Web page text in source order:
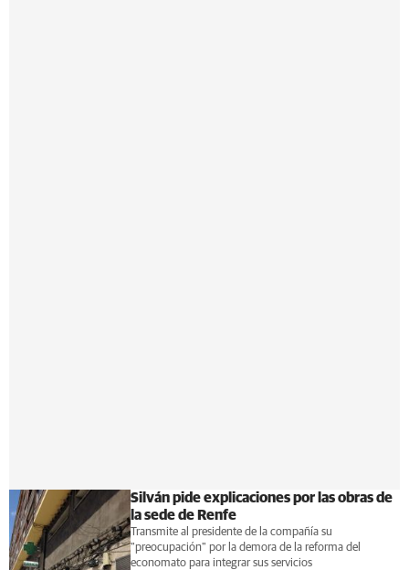
Silván pide explicaciones por las obras de
la sede de Renfe
Transmite al presidente de la compañía su
"preocupación" por la demora de la reforma del
economato para integrar sus servicios